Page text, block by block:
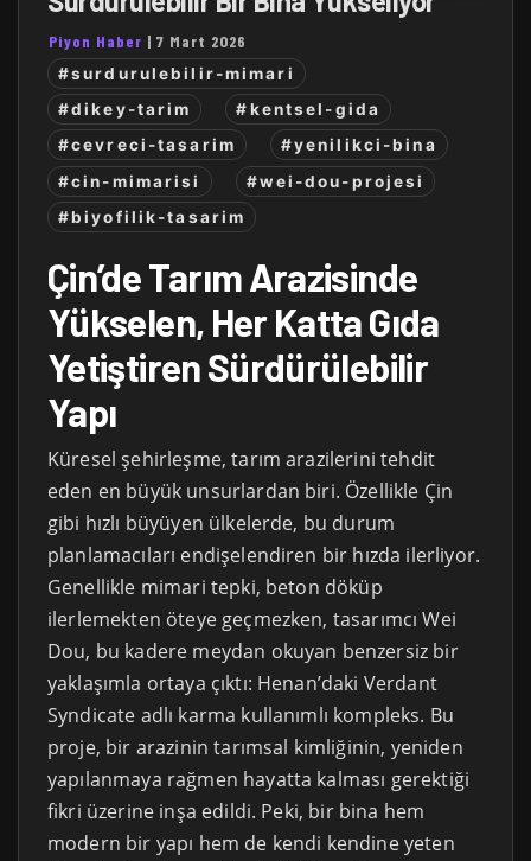
Piyon Haber | 7 Mart 2026
#surdurulebilir-mimari
#dikey-tarim
#kentsel-gida
#cevreci-tasarim
#yenilikci-bina
#cin-mimarisi
#wei-dou-projesi
#biyofilik-tasarim
Çin’de Tarım Arazisinde
Yükselen, Her Katta Gıda
Yetiştiren Sürdürülebilir
Yapı
Küresel şehirleşme, tarım arazilerini tehdit
eden en büyük unsurlardan biri. Özellikle Çin
gibi hızlı büyüyen ülkelerde, bu durum
planlamacıları endişelendiren bir hızda ilerliyor.
Genellikle mimari tepki, beton döküp
ilerlemekten öteye geçmezken, tasarımcı Wei
Dou, bu kadere meydan okuyan benzersiz bir
yaklaşımla ortaya çıktı: Henan’daki Verdant
Syndicate adlı karma kullanımlı kompleks. Bu
proje, bir arazinin tarımsal kimliğinin, yeniden
yapılanmaya rağmen hayatta kalması gerektiği
fikri üzerine inşa edildi. Peki, bir bina hem
modern bir yapı hem de kendi kendine yeten